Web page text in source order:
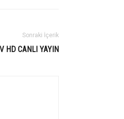
Sonraki İçerik
HD CANLI YAYIN